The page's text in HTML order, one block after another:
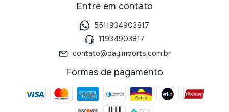
Entre em contato
5511934903817
11934903817
contato@dayimports.com.br
Formas de pagamento